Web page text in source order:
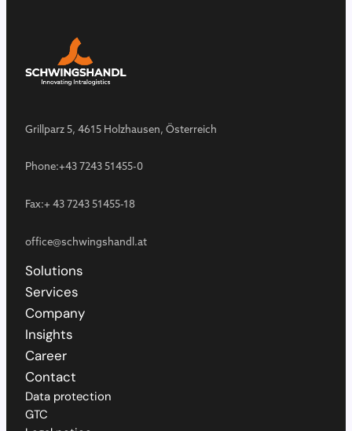
Grillparz 5, 4615 Holzhausen, Österreich
Phone:+43 7243 51455-0
Fax:+ 43 7243 51455-18
office@schwingshandl.at
Solutions
Services
Company
Insights
Career
Contact
Data protection
GTC